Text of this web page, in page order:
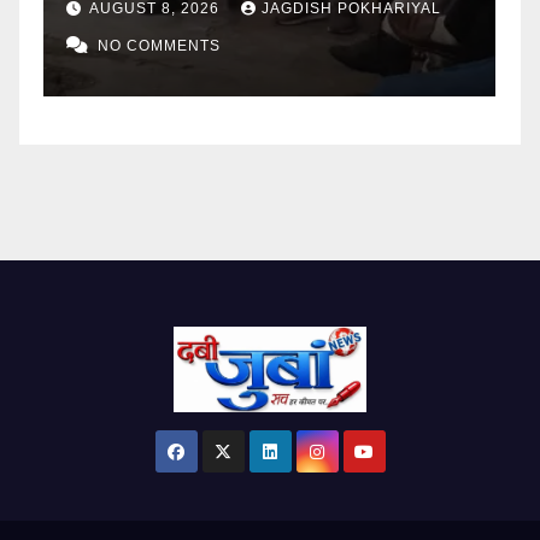
AUGUST 7, 2026 JAGDISH POKHARIYAL
NO COMMENTS